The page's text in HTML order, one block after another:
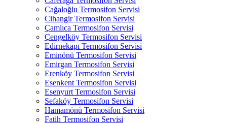
Cağaloğlu Termosifon Servisi
Cihangir Termosifon Servisi
Çamlıca Termosifon Servisi
Çengelköy Termosifon Servisi
Edirnekapı Termosifon Servisi
Eminönü Termosifon Servisi
Emirgan Termosifon Servisi
Erenköy Termosifon Servisi
Esenkent Termosifon Servisi
Esenyurt Termosifon Servisi
Sefaköy Termosifon Servisi
Hamamönü Termosifon Servisi
Fatih Termosifon Servisi